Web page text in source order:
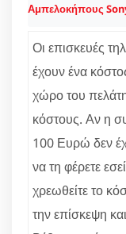
Αμπελοκήπους
Οι επισκευές
έχουν ένα
χώρο του πελάτη
κόστους. Αν η
100 Ευρώ δεν
να τη φέρετε
χρεωθείτε το
την επίσκεψη